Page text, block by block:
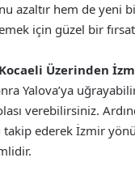
azaltır hem de yeni
için güzel bir fırsat
Üzerinden
Yalova’ya
verebilirsiniz.
takip ederek İzmir